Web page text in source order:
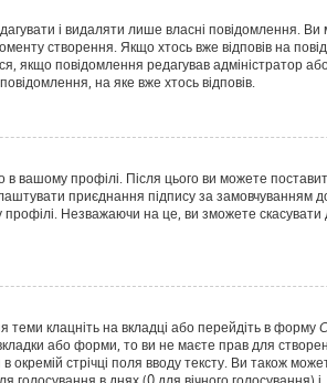
і видаляти лише власні повідомлення. Ви
створення. Якщо хтось вже відповів на
якщо повідомлення редагував
на яке вже хтось відповів.
вашому профілі. Після цього ви можете
приєднання підпису за замовчуванням
Незважаючи на це, ви зможете
теми клацніть на вкладці або перейдіть в форму
або форми, то ви не маєте прав для
стрічці поля вводу тексту. Ви також